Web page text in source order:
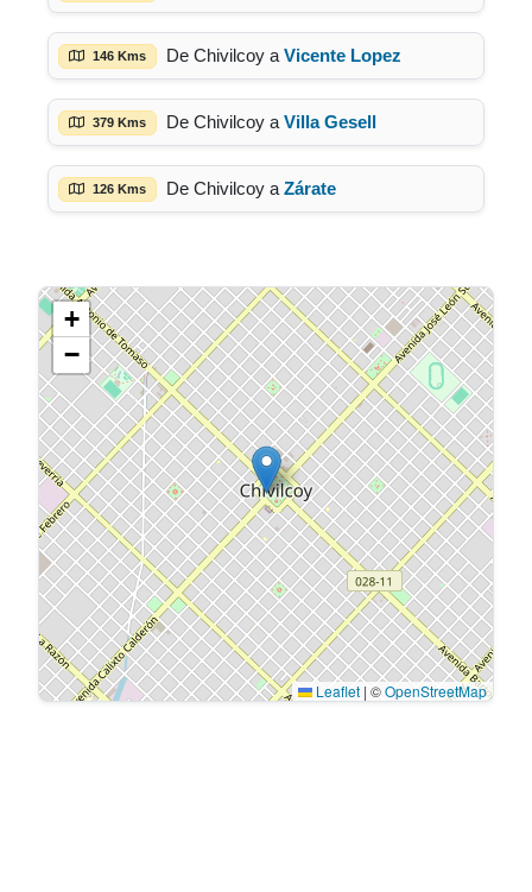
146 Kms De Chivilcoy a Vicente Lopez
379 Kms De Chivilcoy a Villa Gesell
126 Kms De Chivilcoy a Zárate
+
−
Leaflet | ©OpenStreetMap